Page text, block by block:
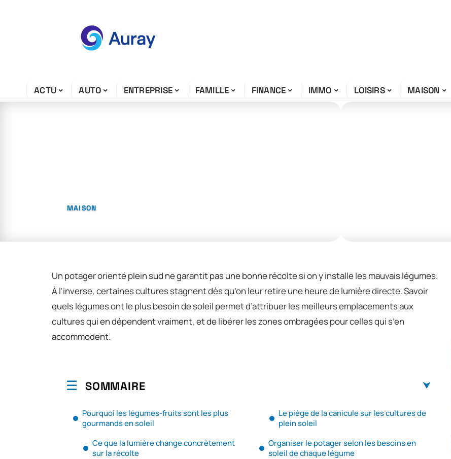
ACTU AUTO ENTREPRISE FAMILLE FINANCE IMMO LOISIRS MAISON
MAISON
Un potager orienté plein sud ne garantit pas une bonne récolte si on y installe les mauvais légumes.
À l’inverse, certaines cultures stagnent dès qu’on leur retire une heure de lumière directe. Savoir
quels légumes ont le plus besoin de soleil permet d’attribuer les meilleurs emplacements aux
cultures qui en dépendent vraiment, et de libérer les zones ombragées pour celles qui s’en
accommodent.
SOMMAIRE
Pourquoi les légumes-fruits sont les plus
gourmands en soleil
Ce que la lumière change concrètement
sur la récolte
Le piège de la canicule sur les cultures de
plein soleil
Organiser le potager selon les besoins en
soleil de chaque légume